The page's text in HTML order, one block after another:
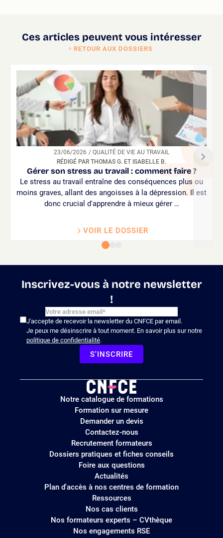
Ces articles peuvent vous intéresser
RETOUR AUX DOSSIERS
23/06/2026
/ QUALITÉ DE VIE AU TRAVAIL
RÉDIGÉ PAR THOMAS G. ET ISABELLE B.
Gérer son stress au travail : comment faire ?
Le stress au travail entraîne des conséquences plus ou
moins graves, allant des angoisses à la dépression. Il est
donc crucial d'apprendre à mieux gérer …
VOIR LE DOSSIER
Inscrivez-vous à notre newsletter
!
J'accepte de recevoir la newsletter du CNFCE par email.
Je peux me désinscrire à tout moment. En savoir plus sur notre
politique de confidentialité.
S'INSCRIRE
Logo
site
Notre catalogue de formations
Formation sur mesure
Demander un devis
Contactez-nous
Recrutement formateurs
Dossiers pratiques et fiches conseils
Foire aux questions
Actualités
Plan d'accès à nos centres de formation
Ressources
Nos cas clients
Nos formateurs experts – CVthèque
Nos engagements RSE